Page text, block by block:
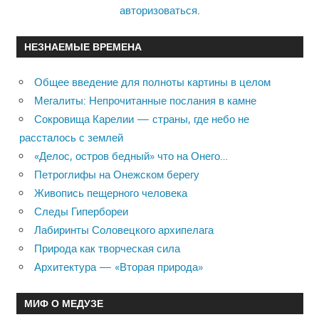
авторизоваться.
НЕЗНАЕМЫЕ ВРЕМЕНА
Общее введение для полноты картины в целом
Мегалиты: Непрочитанные послания в камне
Сокровища Карелии — страны, где небо не
рассталось с землей
«Делос, остров бедный» что на Онего…
Петроглифы на Онежском берегу
Живопись пещерного человека
Следы Гипербореи
Лабиринты Соловецкого архипелага
Природа как творческая сила
Архитектура — «Вторая природа»
МИФ О МЕДУЗЕ